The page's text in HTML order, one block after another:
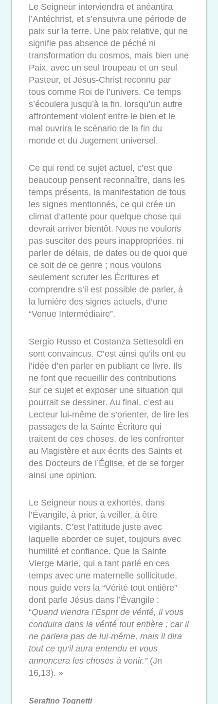
Le Seigneur interviendra et anéantira
l’Antéchrist, et s’ensuivra une période de
paix sur la terre. Une paix relative, qui ne
signifie pas absence de péché ni
transformation du cosmos, mais bien une
Paix, avec un seul troupeau et un seul
Pasteur, et Jésus-Christ reconnu par
tous comme Roi de l’univers. Ce temps
s’écoulera jusqu’à la fin, lorsqu’un autre
affrontement violent entre le bien et le
mal ouvrira le scénario de la fin du
monde et du Jugement universel.
Ce qui rend ce sujet actuel, c’est que
beaucoup pensent reconnaître, dans les
temps présents, la manifestation de tous
les signes mentionnés, ce qui crée un
climat d’attente pour quelque chose qui
devrait arriver bientôt. Nous ne voulons
pas susciter des peurs inappropriées, ni
parler de délais, de dates ou de quoi que
ce soit de ce genre ; nous voulons
seulement scruter les Écritures et
comprendre s’il est possible de parler, à
la lumière des signes actuels, d’une
“Venue Intermédiaire”.
Sergio Russo et Costanza Settesoldi en
sont convaincus. C’est ainsi qu’ils ont eu
l’idée d’en parler en publiant ce livre. Ils
ne font que recueillir des contributions
sur ce sujet et exposer une situation qui
pourrait se dessiner. Au final, c’est au
Lecteur lui-même de s’orienter, de lire les
passages de la Sainte Écriture qui
traitent de ces choses, de les confronter
au Magistère et aux écrits des Saints et
des Docteurs de l’Église, et de se forger
ainsi une opinion.
Le Seigneur nous a exhortés, dans
l’Évangile, à prier, à veiller, à être
vigilants. C’est l’attitude juste avec
laquelle aborder ce sujet, toujours avec
humilité et confiance. Que la Sainte
Vierge Marie, qui a tant parlé en ces
temps avec une maternelle sollicitude,
nous guide vers la “Vérité tout entière”
dont parle Jésus dans l’Évangile :
“Quand viendra l’Esprit de vérité, il vous
conduira dans la vérité tout entière ; car il
ne parlera pas de lui-même, mais il dira
tout ce qu’il aura entendu et vous
annoncera les choses à venir.”(Jn
16,13). »
Serafino Tognetti